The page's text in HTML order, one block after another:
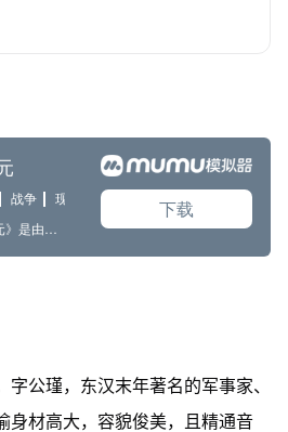
字公瑾，东汉末年著名的军事家、
身材高大，容貌俊美，且精通音